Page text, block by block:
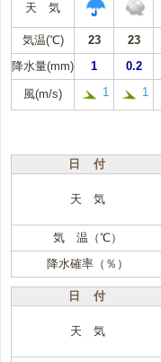
天 気
気温(℃) 23 23
降水量(mm)
1 0.2
風(m/s) 1 1
日 付
天 気
気 温（℃）
降水確率（％）
日 付
天 気